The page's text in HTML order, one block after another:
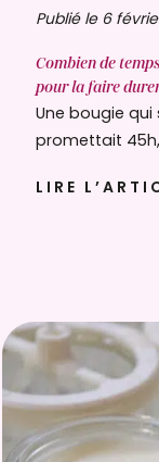
Publié le 6
Combien de
pour la faire
Une bougie qui
promettait
LIRE